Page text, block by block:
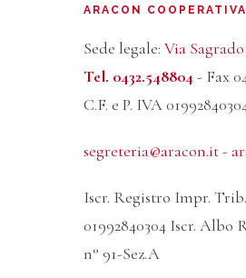
ARACON
Sede legale: Via
Tel. 0432.548804- Fax
C.F. e P. IVA
segreteria@aracon.it-
Iscr. Registro Impr.
01992840304 Iscr. Albo
n° 91-Sez.A